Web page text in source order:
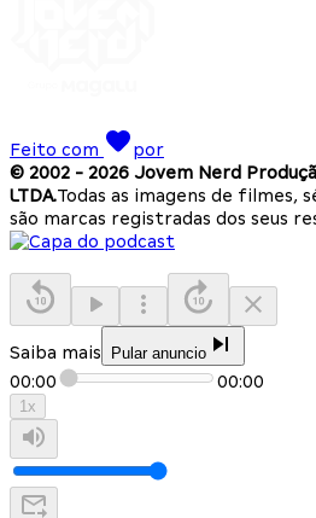
Feito com
por
© 2002 - 2026 Jovem Nerd
LTDA.Todas as imagens de filmes,
são marcas registradas dos seus
Saiba mais Pular anuncio
00:00 00:00
1x